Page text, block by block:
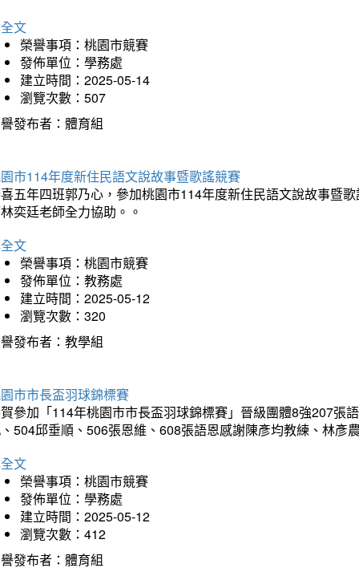
文
榮譽事項：桃園市競賽
發佈單位：學務處
建立時間：2025-05-14
瀏覽次數：507
發布者：體育組
市114年度新住民語文說故事暨歌謠競賽
五年四班郭乃心，參加桃園市114年度新住民語文說故事暨
奕廷老師全力協助。。
文
榮譽事項：桃園市競賽
發佈單位：教務處
建立時間：2025-05-12
瀏覽次數：320
發布者：教學組
市市長盃羽球錦標賽
參加「114年桃園市市長盃羽球錦標賽」晉級團體8強207張
504邱垂順、506張恩維、608張語恩感謝陳彥均教練、林彥
文
榮譽事項：桃園市競賽
發佈單位：學務處
建立時間：2025-05-12
瀏覽次數：412
發布者：體育組